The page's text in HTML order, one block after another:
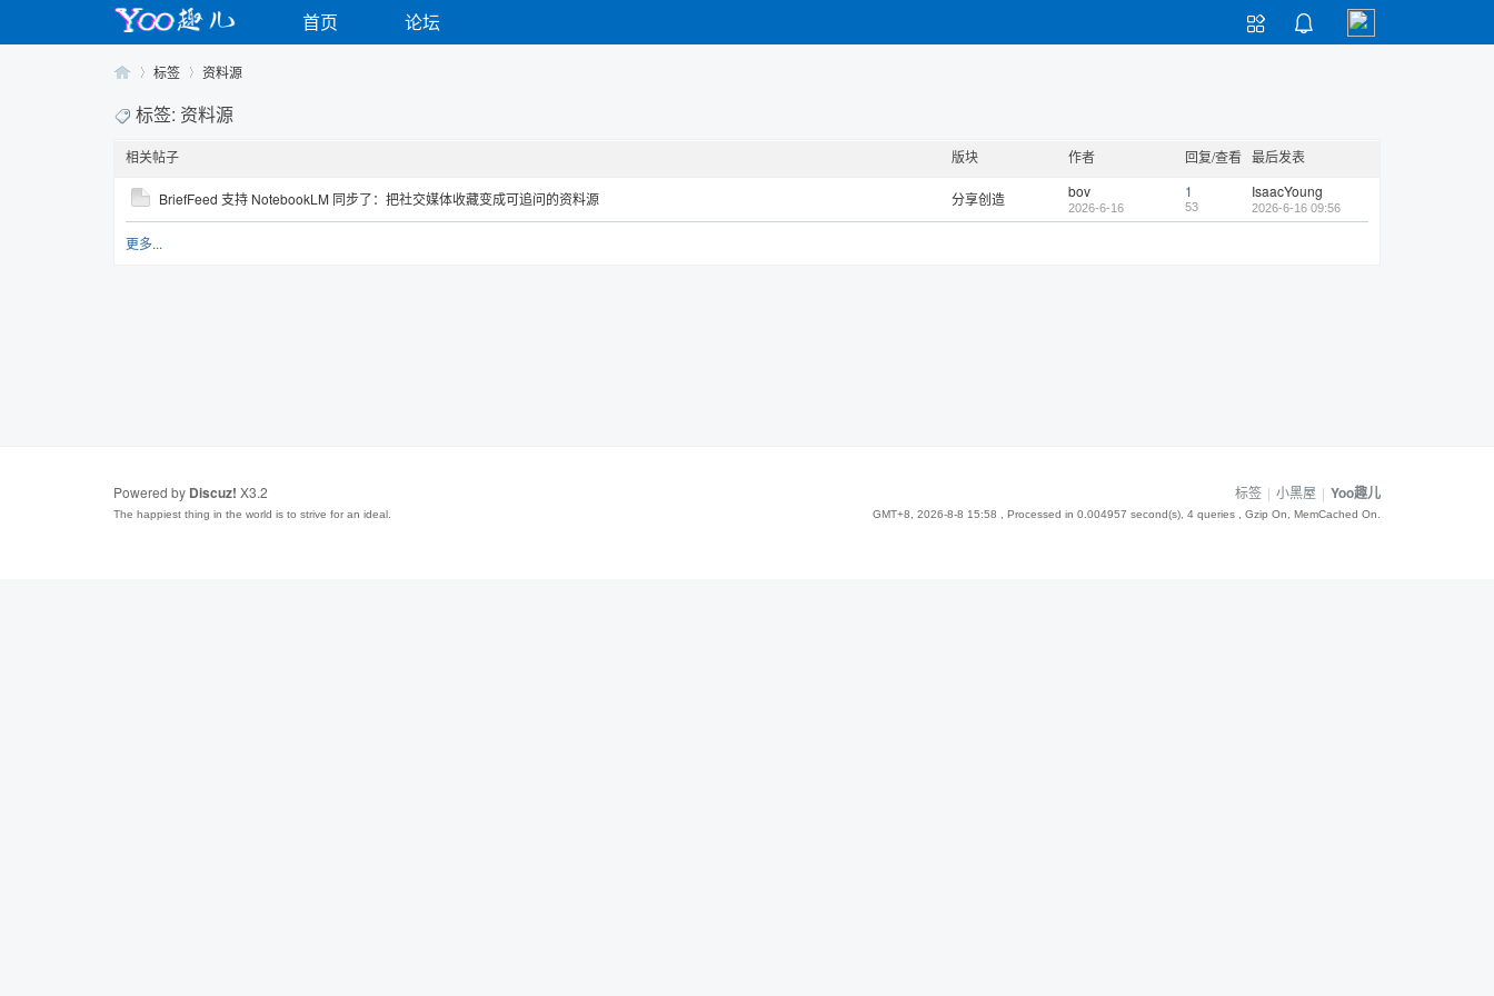


首页 论坛
Yo›
标签 资料源
标签: 资料源
相关帖子 版块 作者 回复/查看 最后发表
BriefFeed 支持 NotebookLM 同步了：把社交媒体收藏变成可追问的资料源 分享创造 bov
2026-6-16
1
53
IsaacYoung
2026-6-16 09:56
更多...
标签 | 小黑屋 | Yoo趣儿
GMT+8, 2026-8-8 15:58 , Processed in 0.004957 second(s), 4 queries , Gzip On, MemCached On.
Powered by Discuz! X3.2
The happiest thing in the world is to strive for an ideal.